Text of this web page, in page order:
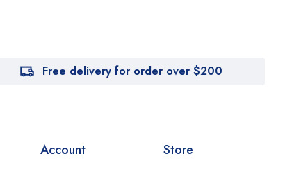
Free delivery for order over $200
Account Store